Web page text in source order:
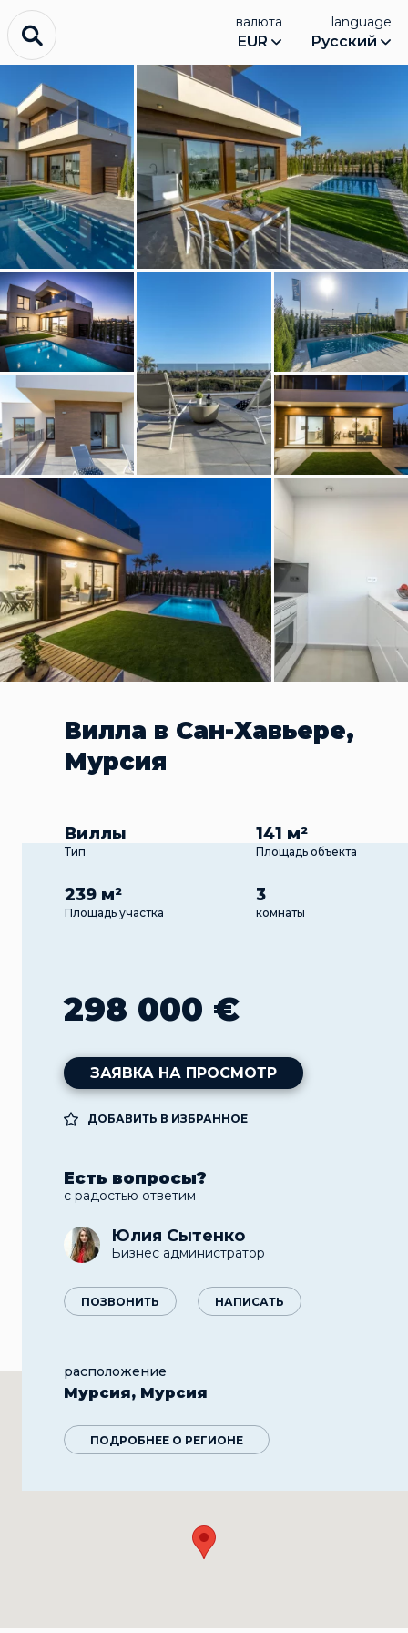
валюта
EUR
language
Русский
Вилла в Сан-Хавьере,
Мурсия
Виллы
Тип
141 м²
Площадь объекта
239 м²
Площадь участка
3
комнаты
298 000 €
ЗАЯВКА НА ПРОСМОТР
ДОБАВИТЬ В ИЗБРАННОЕ
Есть вопросы?
с радостью ответим
Юлия Сытенко
Бизнес администратор
ПОЗВОНИТЬ НАПИСАТЬ
расположение
Мурсия, Мурсия
ПОДРОБНЕЕ О РЕГИОНЕ